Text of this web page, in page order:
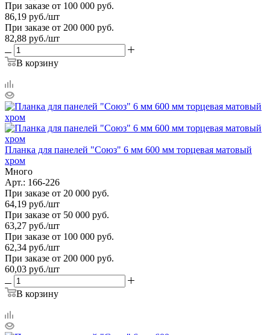
При заказе от 100 000 руб.
86,19 руб./шт
При заказе от 200 000 руб.
82,88 руб./шт
В корзину
Планка для панелей "Союз" 6 мм 600 мм торцевая матовый
хром
Много
Арт.: 166-226
При заказе от 20 000 руб.
64,19 руб./шт
При заказе от 50 000 руб.
63,27 руб./шт
При заказе от 100 000 руб.
62,34 руб./шт
При заказе от 200 000 руб.
60,03 руб./шт
В корзину